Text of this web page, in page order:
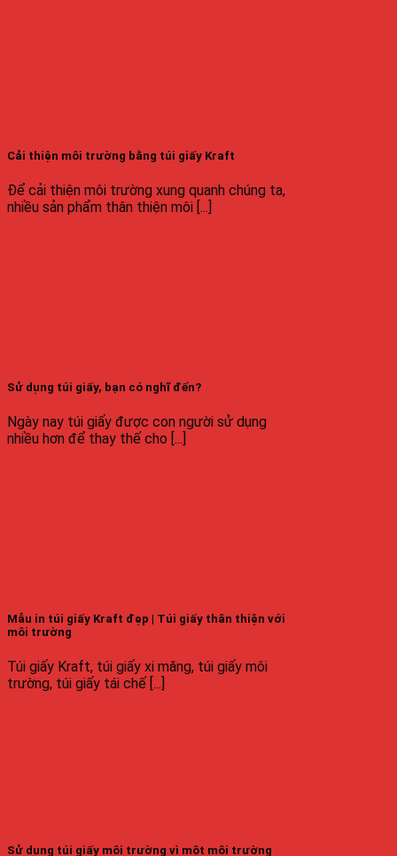
Cải thiện môi trường bằng túi giấy Kraft
Để cải thiện môi trường xung quanh chúng ta,
nhiều sản phẩm thân thiện môi [...]
Sử dụng túi giấy, bạn có nghĩ đến?
Ngày nay túi giấy được con người sử dụng
nhiều hơn để thay thế cho [...]
Mẫu in túi giấy Kraft đẹp | Túi giấy thân thiện với
môi trường
Túi giấy Kraft, túi giấy xi măng, túi giấy môi
trường, túi giấy tái chế [...]
Sử dụng túi giấy môi trường vì một môi trường